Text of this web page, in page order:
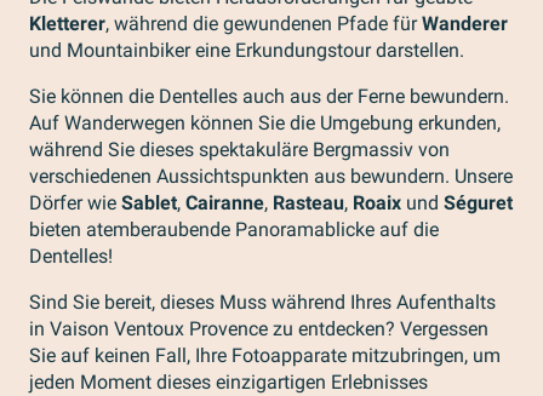
Kletterer, während die gewundenen Pfade fürWanderer
und Mountainbiker eine Erkundungstour darstellen.
Sie können die Dentelles auch aus der Ferne bewundern.
Auf Wanderwegen können Sie die Umgebung erkunden,
während Sie dieses spektakuläre Bergmassiv von
verschiedenen Aussichtspunkten aus bewundern. Unsere
Dörfer wie Sablet, Cairanne, Rasteau, Roaix und Séguret
bieten atemberaubende Panoramablicke auf die
Dentelles!
Sind Sie bereit, dieses Muss während Ihres Aufenthalts
in Vaison Ventoux Provence zu entdecken? Vergessen
Sie auf keinen Fall, Ihre Fotoapparate mitzubringen, um
jeden Moment dieses einzigartigen Erlebnisses